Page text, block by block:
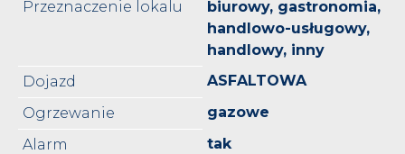
Przeznaczenie lokalu
biurowy, gastronomia,
handlowo-usługowy,
handlowy, inny
Dojazd
ASFALTOWA
Ogrzewanie
gazowe
Alarm
tak